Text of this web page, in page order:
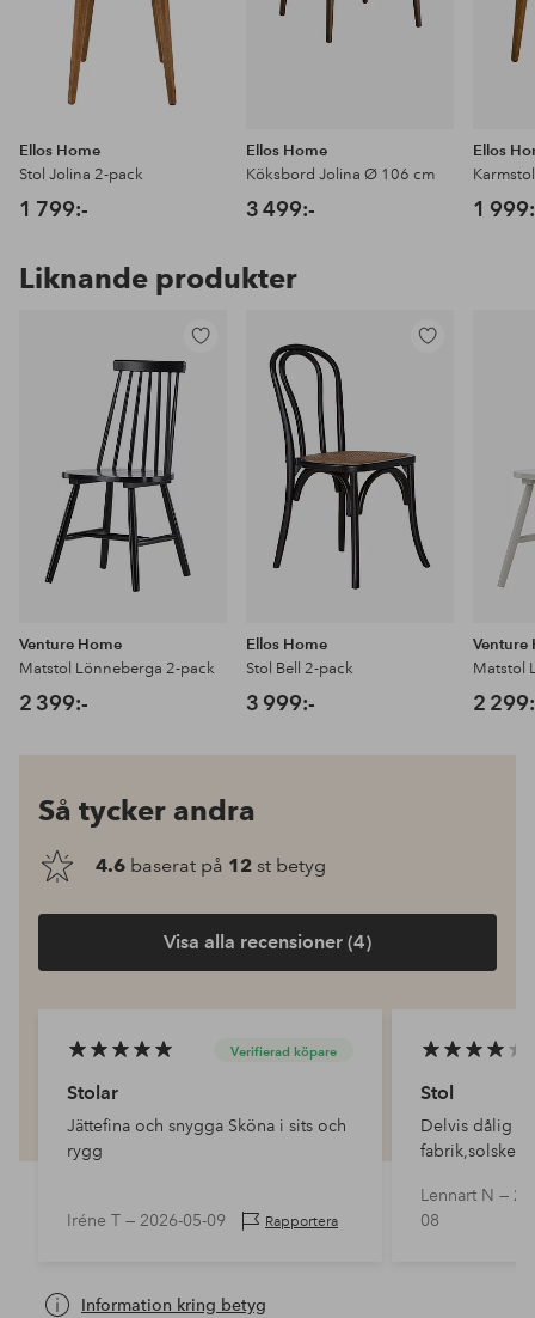
Ellos Home
Stol Jolina 2-pack
1 799:-
Ellos Home
Köksbord Jolina Ø 106 cm
3 499:-
Ellos
1
Liknande produkter
Lägg
till
Venture Home
Matstol Lönneberga 2-pack
2 399:-
Ellos Home
Stol Bell 2-pack
3 999:-
Venture
Matstol
2
Så tycker andra
4.6 baserat på 12 st betyg
Visa alla recensioner (4)
Verifierad köpare
Stolar
Jättefina och snygga Sköna i sits och
rygg
Iréne T — 2026-05-09 Rapportera
Stol
Delvis dålig
fabrik,solsken
Lennart N —
08
Information kring betyg